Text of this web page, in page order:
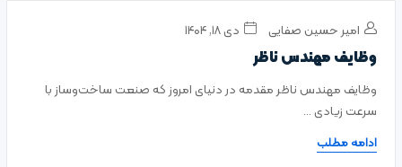
امیر حسین صفایی دی ۱۸, ۱۴۰۴
وظایف مهندس ناظر
وظایف مهندس ناظر مقدمه در دنیای امروز که صنعت ساخت‌وساز با
سرعت زیادی ...
ادامه مطلب